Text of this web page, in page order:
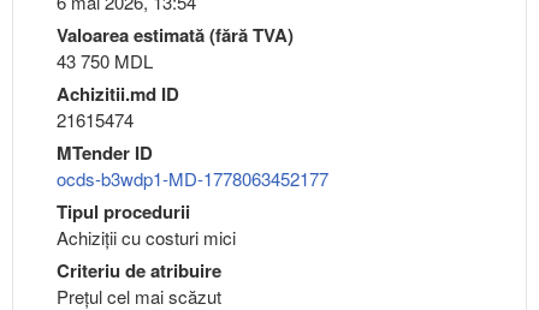
Valoarea estimată (fără TVA)
43 750 MDL
Achizitii.md ID
21615474
MTender ID
ocds-b3wdp1-MD-1778063452177
Tipul procedurii
Achiziții cu costuri mici
Criteriu de atribuire
Preţul cel mai scăzut